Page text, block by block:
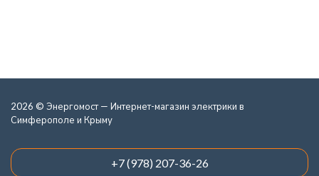
2026 © Энергомост — Интернет-магазин электрики в
Симферополе и Крыму
+7 (978) 207-36-26